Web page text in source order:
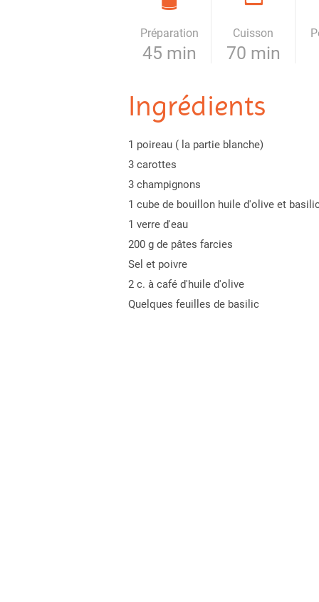
Préparation
45 min
Cuisson
70 min
Ingrédients
1 poireau ( la partie blanche)
3 carottes
3 champignons
1 cube de bouillon huile d'olive et
1 verre d'eau
200 g de pâtes farcies
Sel et poivre
2 c. à café d'huile d'olive
Quelques feuilles de basilic